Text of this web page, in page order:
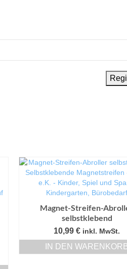
Magnet-Streifen-
selbstklebend
10,99€ inkl. MwSt.
IN DEN